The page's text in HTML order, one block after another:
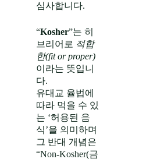
심사합니다.
“Kosher”는 히
브리어로 적합
한(fit or proper)
이라는 뜻입니
다.
유대교 율법에
따라 먹을 수 있
는 ‘허용된 음
식’을 의미하며
그 반대 개념은
“Non-Kosher(금